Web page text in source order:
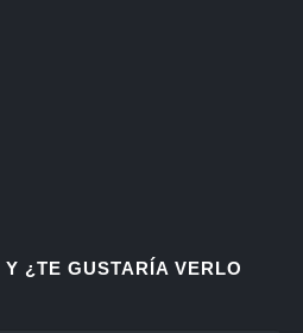
¿TE GUSTARÍA VERLO